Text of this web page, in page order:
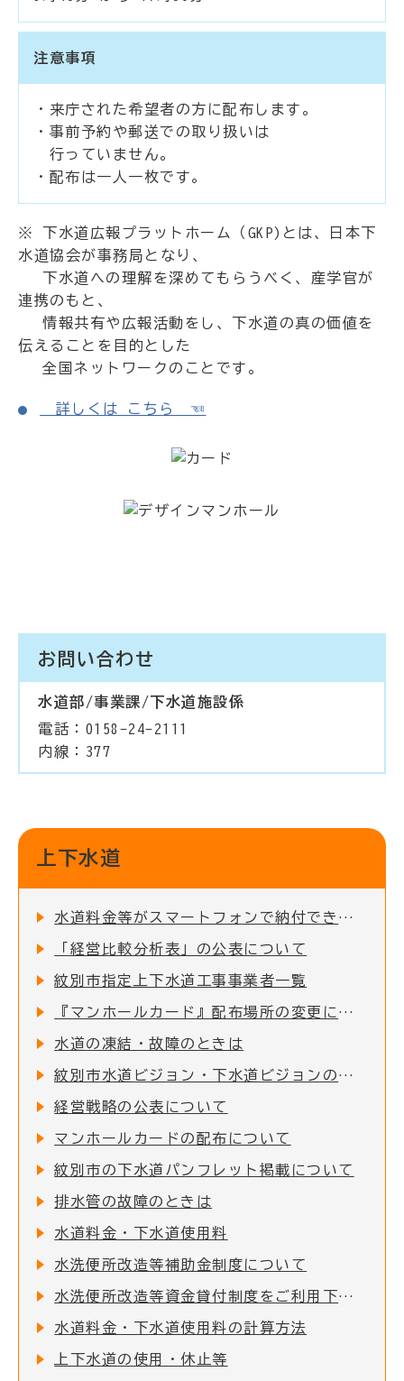
注意事項
・来庁された希望者の方に配布します。
・事前予約や郵送での取り扱いは
行っていません。
・配布は一人一枚です。
※ 下水道広報プラットホーム（GKP)とは、日本下
水道協会が事務局となり、
下水道への理解を深めてもらうべく、産学官が
連携のもと、
情報共有や広報活動をし、下水道の真の価値を
伝えることを目的とした
全国ネットワークのことです。
詳しくは こちら ☜
お問い合わせ
水道部/事業課/下水道施設係
電話：0158-24-2111
内線：377
上下水道
水道料金等がスマートフォンで納付できます
「経営比較分析表」の公表について
紋別市指定上下水道工事事業者一覧
『マンホールカード』配布場所の変更について
水道の凍結・故障のときは
紋別市水道ビジョン・下水道ビジョンの改定について
経営戦略の公表について
マンホールカードの配布について
紋別市の下水道パンフレット掲載について
排水管の故障のときは
水道料金・下水道使用料
水洗便所改造等補助金制度について
水洗便所改造等資金貸付制度をご利用下さい
水道料金・下水道使用料の計算方法
上下水道の使用・休止等